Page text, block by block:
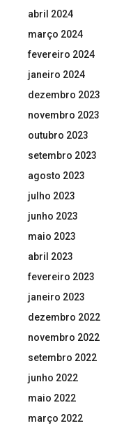
abril 2024
março 2024
fevereiro 2024
janeiro 2024
dezembro 2023
novembro 2023
outubro 2023
setembro 2023
agosto 2023
julho 2023
junho 2023
maio 2023
abril 2023
fevereiro 2023
janeiro 2023
dezembro 2022
novembro 2022
setembro 2022
junho 2022
maio 2022
março 2022